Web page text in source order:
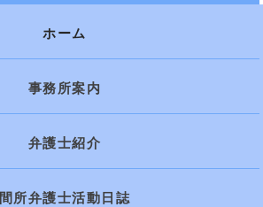
ホーム
事務所案内
弁護士紹介
間所弁護士活動日誌